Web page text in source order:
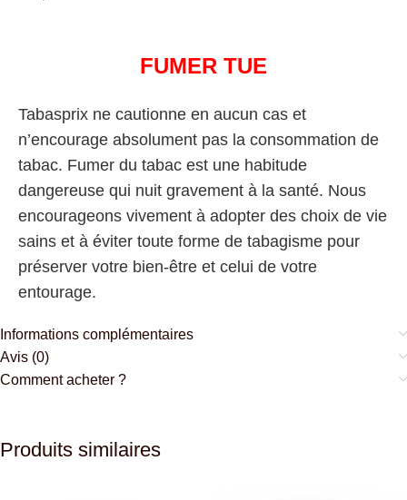
FUMER TUE
Tabasprix ne cautionne en aucun cas et
n’encourage absolument pas la consommation de
tabac. Fumer du tabac est une habitude
dangereuse qui nuit gravement à la santé. Nous
encourageons vivement à adopter des choix de vie
sains et à éviter toute forme de tabagisme pour
préserver votre bien-être et celui de votre
entourage.
Informations complémentaires
Avis (0)
Comment acheter ?
Produits similaires